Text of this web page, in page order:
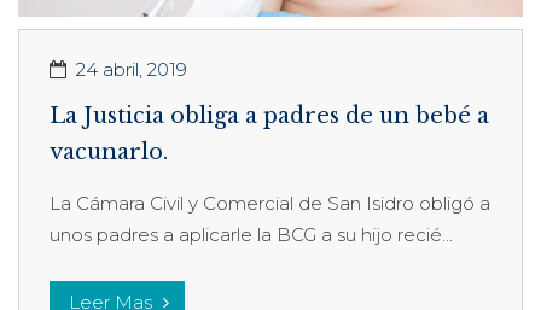
24 abril, 2019
La Justicia obliga a padres de un bebé a
vacunarlo.
La Cámara Civil y Comercial de San Isidro obligó a
unos padres a aplicarle la BCG a su hijo recié...
Leer Mas